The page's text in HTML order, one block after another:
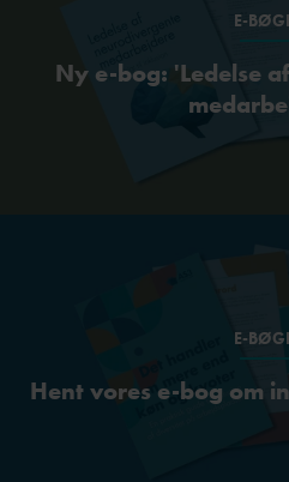
E-
Ny e-bog: 'Ledelse
E-
Hent vores e-bog om